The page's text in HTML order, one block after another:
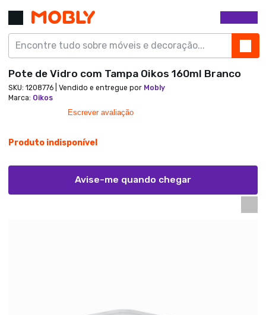
Pote de Vidro com Tampa Oikos 160ml Branco
SKU: 1208776 | Vendido e entregue por Mobly
Marca: Oikos
0.0 star rating
Escrever avaliação
Produto indisponível
Avise-me quando chegar